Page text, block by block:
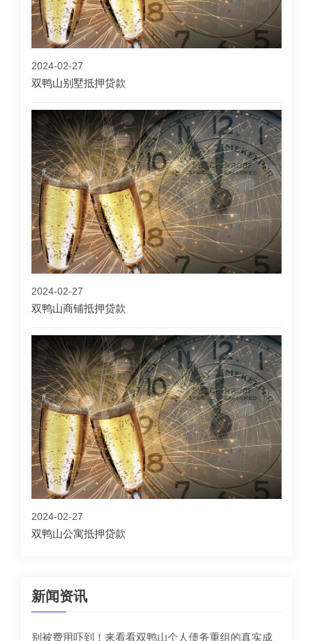
2024-02-27
双鸭山别墅抵押贷款
2024-02-27
双鸭山商铺抵押贷款
2024-02-27
双鸭山公寓抵押贷款
新闻资讯
别被费用吓到！来看看双鸭山个人债务重组的真实成